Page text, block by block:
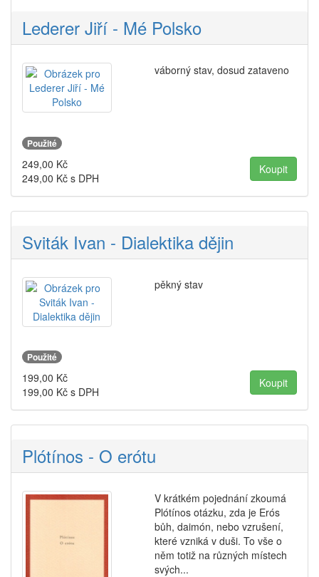
Lederer Jiří - Mé Polsko
váborný stav, dosud zataveno
Použité
249,00 Kč
249,00 Kč s DPH
Sviták Ivan - Dialektika dějin
pěkný stav
Použité
199,00 Kč
199,00 Kč s DPH
Plótínos - O erótu
V krátkém pojednání zkoumá
Plótínos otázku, zda je Erós
bůh, daimón, nebo vzrušení,
které vzniká v duši. To vše o
něm totiž na různých místech
svých...